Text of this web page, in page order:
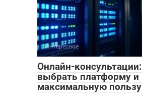
Интересное
Онлайн-
выбрать платформу и
максимальную пользу